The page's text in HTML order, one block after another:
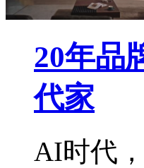
20年品
代家
AI时代